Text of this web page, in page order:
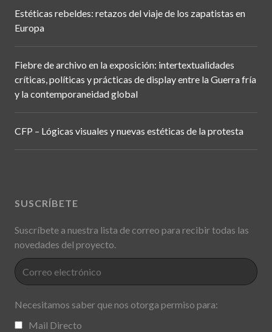
Estéticas rebeldes: retazos del viaje de los zapatistas en
Europa
Fiebre de archivo en la exposición: intertextualidades
críticas, políticas y prácticas de display entre la Guerra fría
y la contemporaneidad global
CFP – Lógicas visuales y nuevas estéticas de la protesta
SUSCRÍBETE
Suscríbete a nuestra lista de correo para recibir todas las
novedades del proyecto.
Necesitamos saber que nos otorga permiso para:
Mail Directo